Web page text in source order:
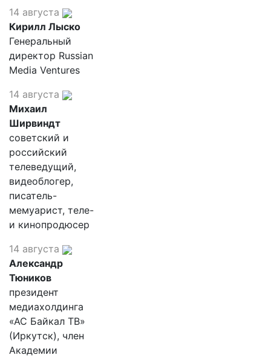
14 августа
Кирилл Лыско
Генеральный
директор Russian
Media Ventures
14 августа
Михаил
Ширвиндт
советский и
российский
телеведущий,
видеоблогер,
писатель-
мемуарист, теле-
и кинопродюсер
14 августа
Александр
Тюников
президент
медиахолдинга
«АС Байкал ТВ»
(Иркутск), член
Академии